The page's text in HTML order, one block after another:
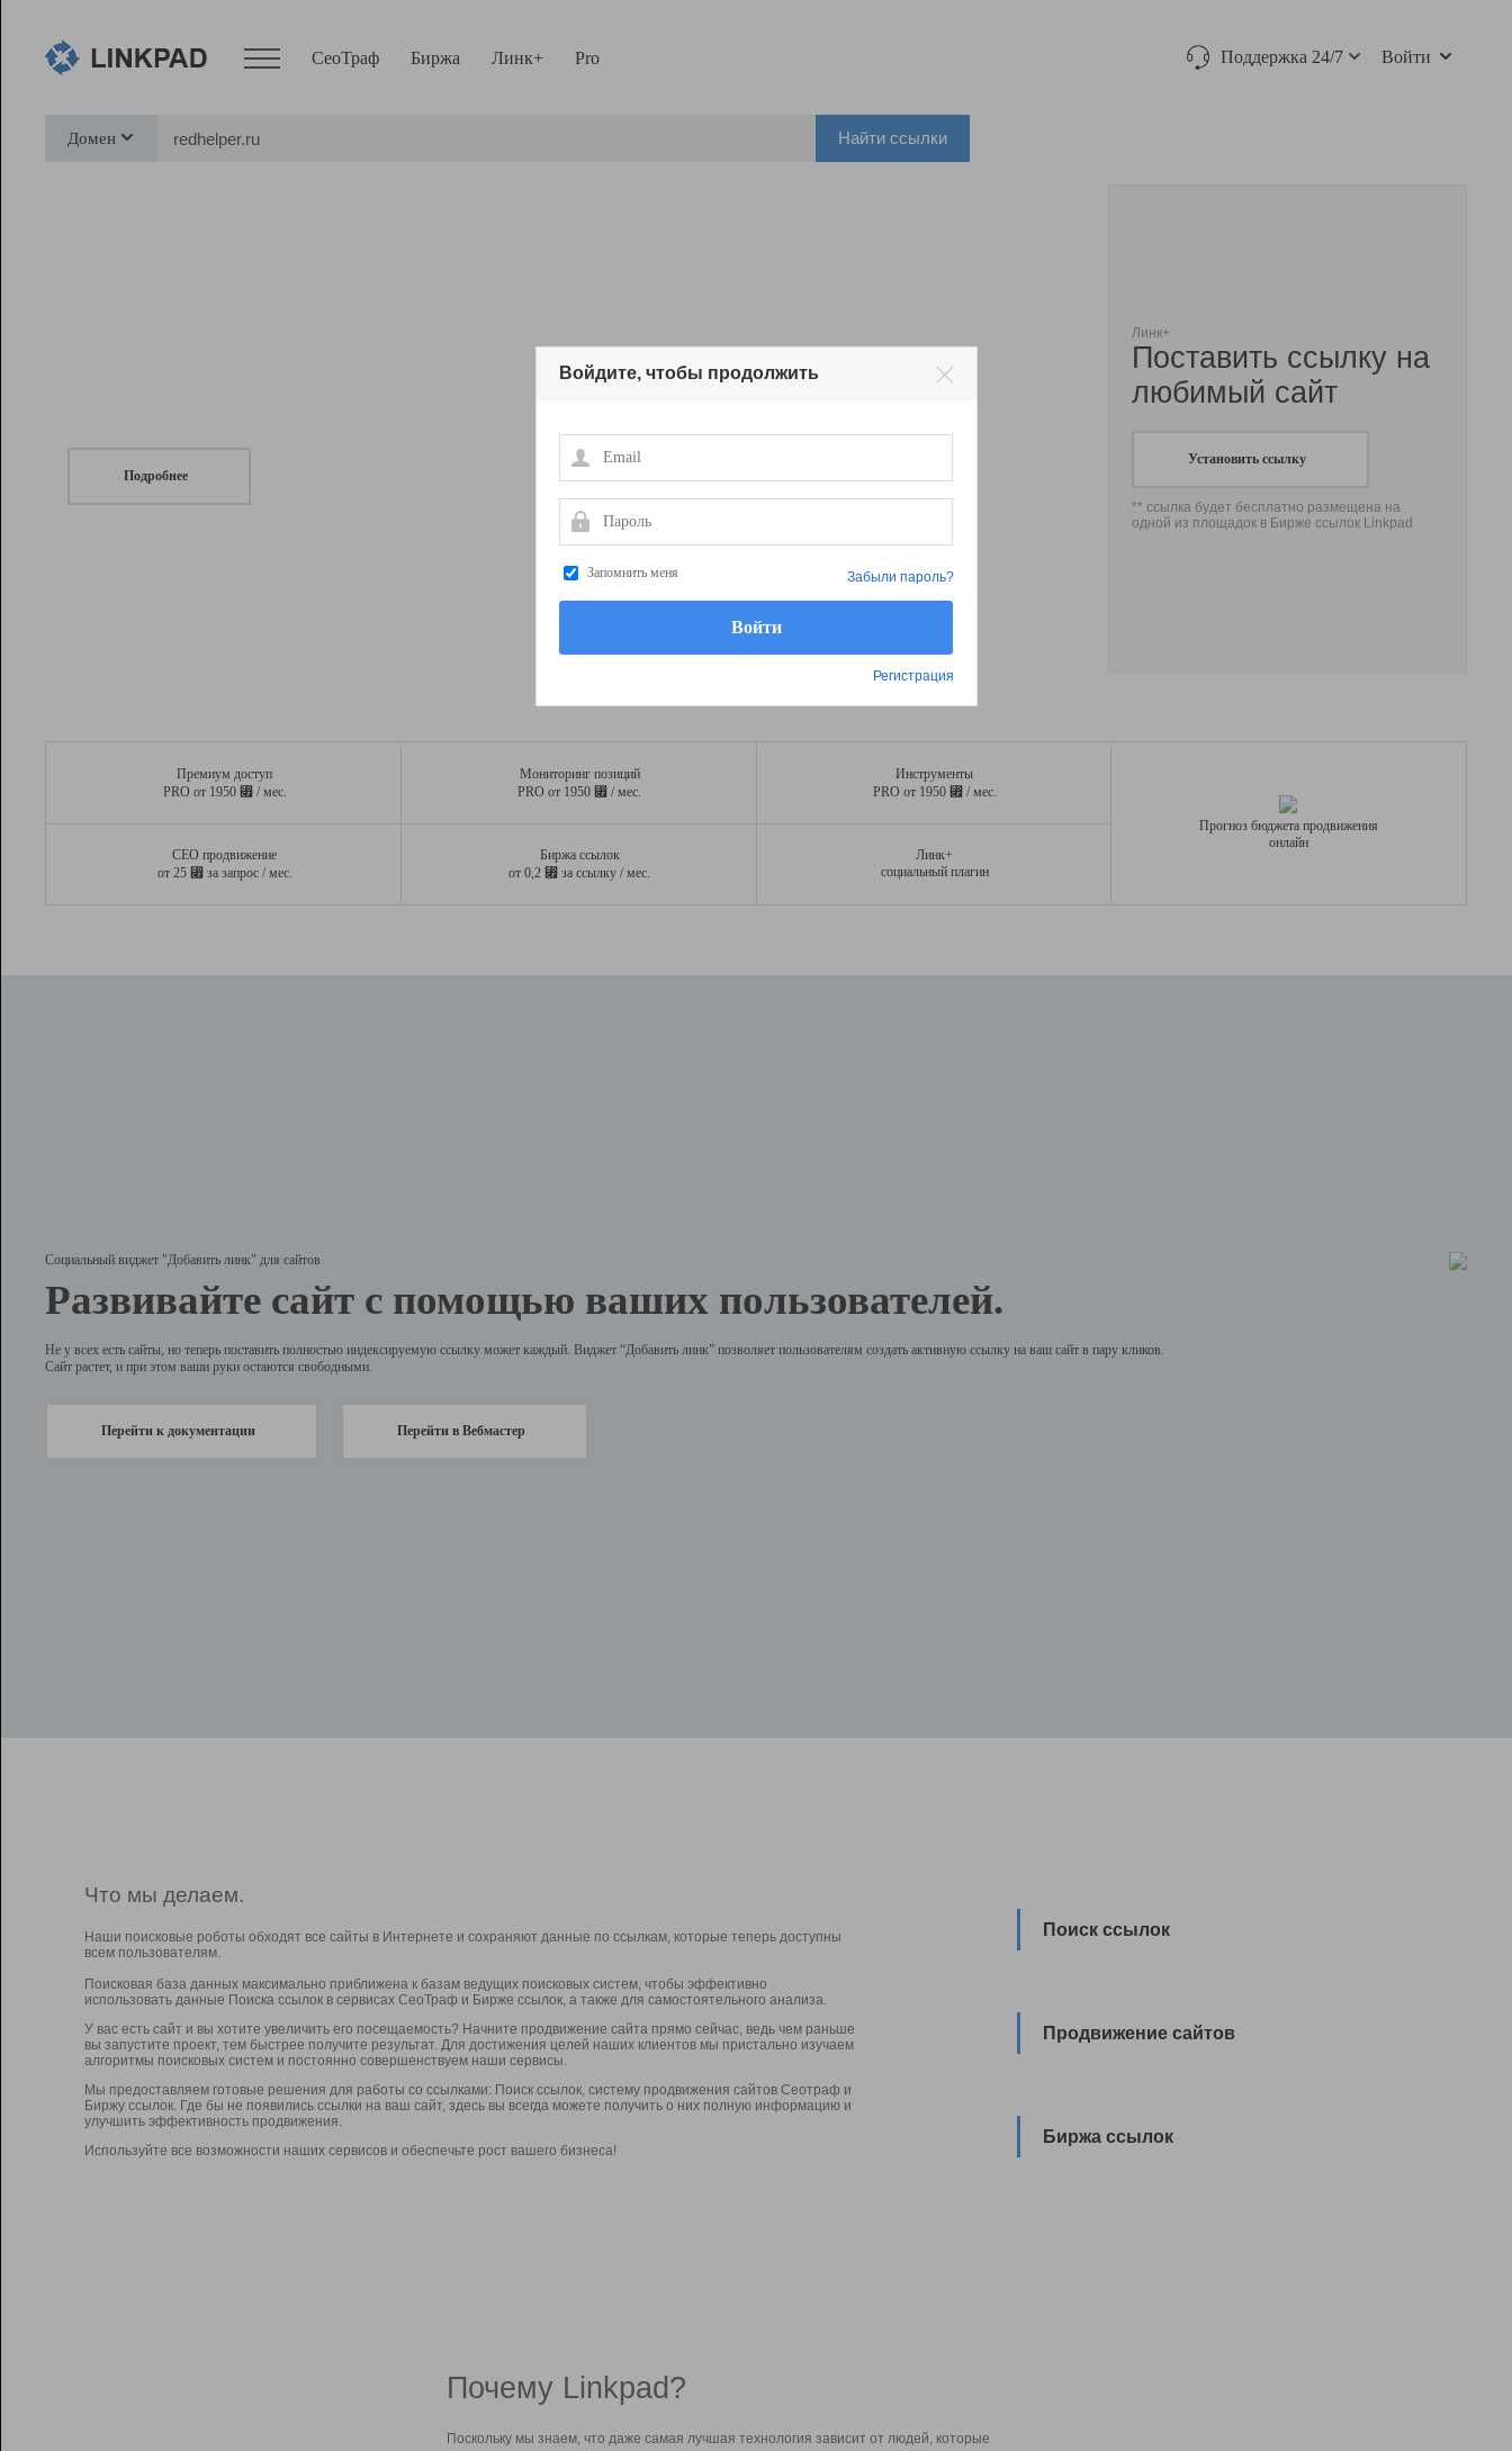
СеоТраф Биржа Линк+ Pro Поддержка 24/7 Войти
Домен Найти ссылки
Подробнее
Линк+
Поставить ссылку на
любимый сайт
Установить ссылку
** ссылка будет бесплатно размещена на
одной из площадок в Бирже ссылок Linkpad
Премиум доступ
PRO от 1950 ⃏ / мес.
Мониторинг позиций
PRO от 1950 ⃏ / мес.
Инструменты
PRO от 1950 ⃏ / мес.
СЕО продвижение
от 25 ⃏ за запрос / мес.
Биржа ссылок
от 0,2 ⃏ за ссылку / мес.
Линк+
социальный плагин
Прогноз бюджета продвижения
онлайн
Социальный виджет "Добавить линк" для сайтов
Развивайте сайт с помощью ваших пользователей.
Не у всех есть сайты, но теперь поставить полностью индексируемую ссылку может каждый. Виджет “Добавить линк” позволяет пользователям создать активную ссылку на ваш сайт в пару кликов.
Сайт растет, и при этом ваши руки остаются свободными.
Перейти к документации Перейти в Вебмастер
Что мы делаем.
Наши поисковые роботы обходят все сайты в Интернете и сохраняют данные по ссылкам, которые теперь доступны
всем пользователям.
Поисковая база данных максимально приближена к базам ведущих поисковых систем, чтобы эффективно
использовать данные Поиска ссылок в сервисах СеоТраф и Бирже ссылок, а также для самостоятельного анализа.
У вас есть сайт и вы хотите увеличить его посещаемость? Начните продвижение сайта прямо сейчас, ведь чем раньше
вы запустите проект, тем быстрее получите результат. Для достижения целей наших клиентов мы пристально изучаем
алгоритмы поисковых систем и постоянно совершенствуем наши сервисы.
Мы предоставляем готовые решения для работы со ссылками: Поиск ссылок, систему продвижения сайтов Сеотраф и
Биржу ссылок. Где бы не появились ссылки на ваш сайт, здесь вы всегда можете получить о них полную информацию и
улучшить эффективность продвижения.
Используйте все возможности наших сервисов и обеспечьте рост вашего бизнеса!
Поиск ссылок
Продвижение сайтов
Биржа ссылок
Почему Linkpad?
Поскольку мы знаем, что даже самая лучшая технология зависит от людей, которые
Войдите, чтобы продолжить
Email
Пароль
Запомнить меня
Регистрация
Забыли пароль?